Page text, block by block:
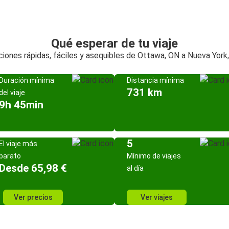
Qué esperar de tu viaje
rápidas, fáciles y asequibles de Ottawa, ON a Nueva
mínima
viaje
45min
Distancia mínima
731 km
viaje más
65,98 €
Ver precios
5
Mínimo de viajes
al día
Ver viajes